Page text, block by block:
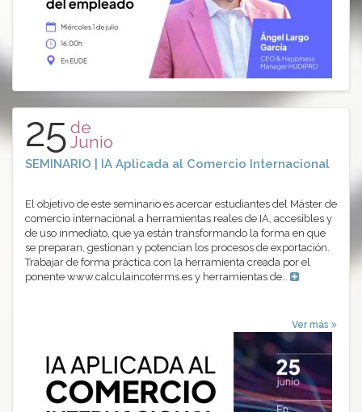
25 de
Junio
SEMINARIO | IA Aplicada al Comercio Internacional
El objetivo de este seminario es acercar estudiantes del Máster de
comercio internacional a herramientas reales de IA, accesibles y
de uso inmediato, que ya están transformando la forma en que
se preparan, gestionan y potencian los procesos de exportación.
Trabajar de forma práctica con la herramienta creada por el
ponente www.calculaincoterms.es y herramientas de…
Ver más